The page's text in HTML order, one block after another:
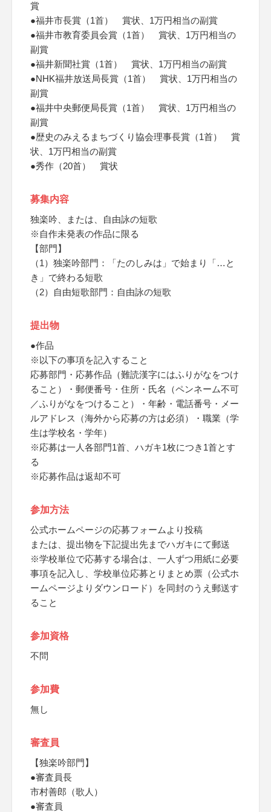
賞
●福井市長賞（1首） 賞状、1万円相当の副賞
●福井市教育委員会賞（1首） 賞状、1万円相当の
副賞
●福井新聞社賞（1首） 賞状、1万円相当の副賞
●NHK福井放送局長賞（1首） 賞状、1万円相当の
副賞
●福井中央郵便局長賞（1首） 賞状、1万円相当の
副賞
●歴史のみえるまちづくり協会理事長賞（1首） 賞
状、1万円相当の副賞
●秀作（20首） 賞状
募集内容
独楽吟、または、自由詠の短歌
※自作未発表の作品に限る
【部門】
（1）独楽吟部門：「たのしみは」で始まり「…と
き」で終わる短歌
（2）自由短歌部門：自由詠の短歌
提出物
●作品
※以下の事項を記入すること
応募部門・応募作品（難読漢字にはふりがなをつけ
ること）・郵便番号・住所・氏名（ペンネーム不可
／ふりがなをつけること）・年齢・電話番号・メー
ルアドレス（海外から応募の方は必須）・職業（学
生は学校名・学年）
※応募は一人各部門1首、ハガキ1枚につき1首とす
る
※応募作品は返却不可
参加方法
公式ホームページの応募フォームより投稿
または、提出物を下記提出先までハガキにて郵送
※学校単位で応募する場合は、一人ずつ用紙に必要
事項を記入し、学校単位応募とりまとめ票（公式ホ
ームページよりダウンロード）を同封のうえ郵送す
ること
参加資格
不問
参加費
無し
審査員
【独楽吟部門】
●審査員長
市村善郎（歌人）
●審査員